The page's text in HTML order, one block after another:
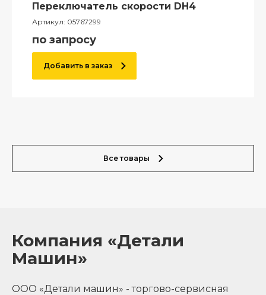
Переключатель скорости DH4
Артикул: 05767299
по запросу
Добавить в заказ
Все товары
Компания «Детали
Машин»
ООО «Детали машин» - торгово-сервисная